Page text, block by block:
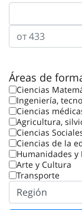
Áreas de
Ciencias
Ingeniería,
Ciencias
Agricultura,
Ciencias
Ciencias de la
Humanidades y
Arte y Cultura
Transporte